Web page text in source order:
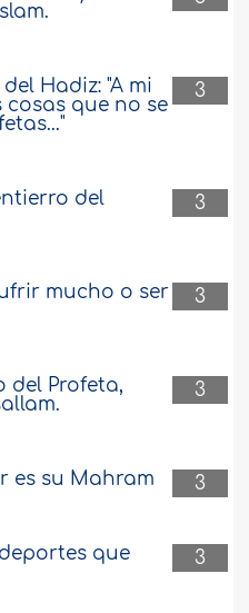
3
Hadiz: "A mi
cosas que no se
3
del
3
mucho o ser
3
del Profeta,
3
es su Mahram
3
que